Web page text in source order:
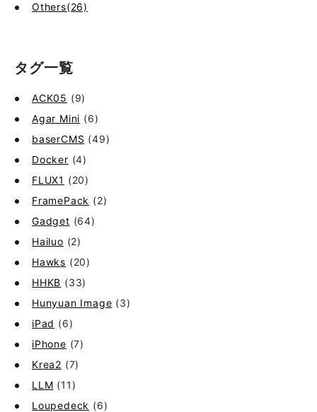
Others(26)
タグ一覧
ACK05 (9)
Agar Mini (6)
baserCMS (49)
Docker (4)
FLUX1 (20)
FramePack (2)
Gadget (64)
Hailuo (2)
Hawks (20)
HHKB (33)
Hunyuan Image (3)
iPad (6)
iPhone (7)
Krea2 (7)
LLM (11)
Loupedeck (6)